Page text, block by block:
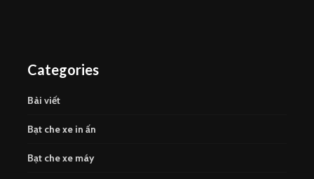
Categories
Bài viết
Bạt che xe in ấn
Bạt che xe máy